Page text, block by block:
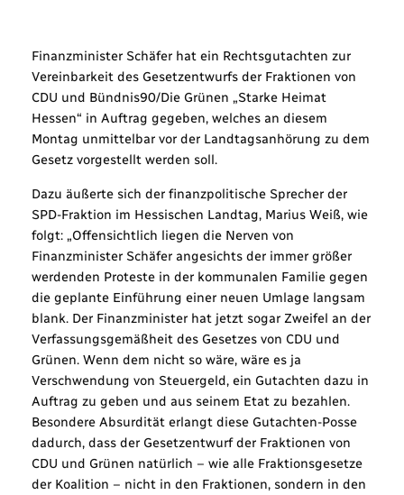
Finanzminister Schäfer hat ein Rechtsgutachten zur
Vereinbarkeit des Gesetzentwurfs der Fraktionen von
CDU und Bündnis90/Die Grünen „Starke Heimat
Hessen“ in Auftrag gegeben, welches an diesem
Montag unmittelbar vor der Landtagsanhörung zu dem
Gesetz vorgestellt werden soll.
Dazu äußerte sich der finanzpolitische Sprecher der
SPD-Fraktion im Hessischen Landtag, Marius Weiß, wie
folgt: „Offensichtlich liegen die Nerven von
Finanzminister Schäfer angesichts der immer größer
werdenden Proteste in der kommunalen Familie gegen
die geplante Einführung einer neuen Umlage langsam
blank. Der Finanzminister hat jetzt sogar Zweifel an der
Verfassungsgemäßheit des Gesetzes von CDU und
Grünen. Wenn dem nicht so wäre, wäre es ja
Verschwendung von Steuergeld, ein Gutachten dazu in
Auftrag zu geben und aus seinem Etat zu bezahlen.
Besondere Absurdität erlangt diese Gutachten-Posse
dadurch, dass der Gesetzentwurf der Fraktionen von
CDU und Grünen natürlich – wie alle Fraktionsgesetze
der Koalition – nicht in den Fraktionen, sondern in den